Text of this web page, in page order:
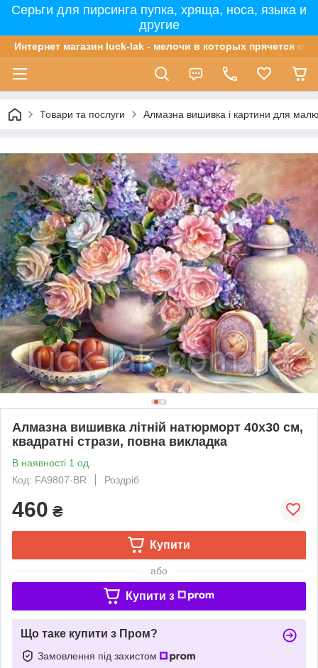
Серьги для пирсинга пупка, хряща, носа, языка и
другие
Интернет магазин luck-lak - мелочи в которых прячется
Товари та послуги Алмазна вишивка і картини для
Алмазна вишивка літній натюрморт 40х30 см,
квадратні стрази, повна викладка
В наявності 1 од.
Код: FA9807-BR
Роздріб
460 ₴
Купити
або
Купити з
Що таке купити з Пром?
Замовлення під захистом